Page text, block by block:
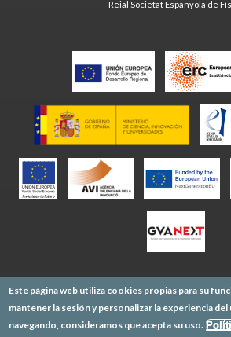
Reial Societat Espanyola de
Este página web utiliza cookies propias para su
mantener la sesión y personalizar la experiencia
navegando, consideramos que acepta su uso.